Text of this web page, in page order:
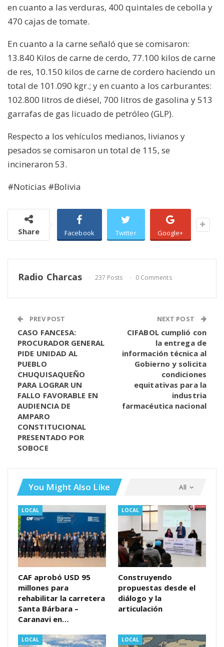
en cuanto a las verduras, 400 quintales de cebolla y
470 cajas de tomate.
En cuanto a la carne señaló que se comisaron:
13.840 Kilos de carne de cerdo, 77.100 kilos de carne
de res, 10.150 kilos de carne de cordero haciendo un
total de 101.090 kgr.; y en cuanto a los carburantes:
102.800 litros de diésel, 700 litros de gasolina y 513
garrafas de gas licuado de petróleo (GLP).
Respecto a los vehículos medianos, livianos y
pesados se comisaron un total de 115, se
incineraron 53.
#Noticias #Bolivia
Share Facebook Twitter Google+
Radio Charcas 237 Posts 0 Comments
PREV POST
CASO FANCESA:
PROCURADOR GENERAL
PIDE UNIDAD AL
PUEBLO
CHUQUISAQUEÑO
PARA LOGRAR UN
FALLO FAVORABLE EN
AUDIENCIA DE
AMPARO
CONSTITUCIONAL
PRESENTADO POR
SOBOCE
NEXT POST
CIFABOL cumplió con
la entrega de
información técnica al
Gobierno y solicita
condiciones
equitativas para la
industria
farmacéutica nacional
All
You Might Also Like
LOCAL
CAF aprobó USD 95
millones para
rehabilitar la carretera
Santa Bárbara –
Caranavi en…
LOCAL
Construyendo
propuestas desde el
diálogo y la
articulación
LOCAL LOCAL